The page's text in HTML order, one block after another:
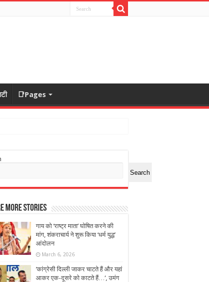
📑Pages
Search
More Stories
गाय को ‘राष्ट्र माता’ घोषित करने की
मांग, शंकराचार्य ने शुरू किया ‘धर्म युद्ध’
आंदोलन
March 6, 2026
‘कांग्रेसी दिल्ली जाकर चाटते हैं और यहां
आकर एक-दूसरे को काटते हैं…’, उमंग